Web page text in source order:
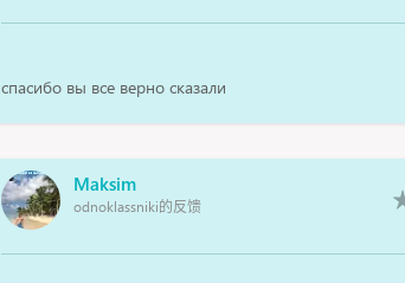
спасибо вы все верно сказали
Maksim
odnoklassniki的反馈